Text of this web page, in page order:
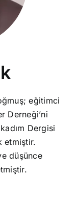
eğitimci
Derneği’ni
Dergisi
etmiştir.
düşünce